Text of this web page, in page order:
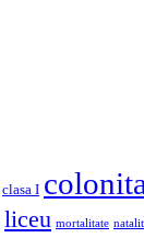
clasa I colonita
liceu mortalitate